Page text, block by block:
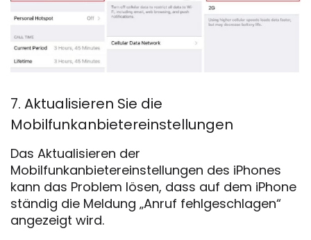
7. Aktualisieren Sie die
Mobilfunkanbietereinstellungen
Das Aktualisieren der
Mobilfunkanbietereinstellungen des iPhones
kann das Problem lösen, dass auf dem iPhone
ständig die Meldung „Anruf fehlgeschlagen“
angezeigt wird.